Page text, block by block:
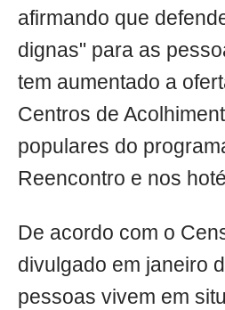
afirmando que
dignas" para as
tem aumentado a
Centros de
populares do
Reencontro e nos
De acordo com o
divulgado em janeiro
pessoas vivem em